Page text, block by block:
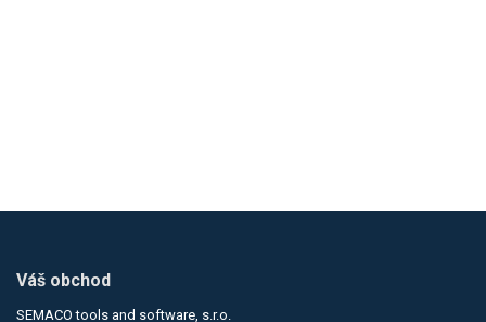
Váš obchod
SEMACO tools and software, s.r.o.